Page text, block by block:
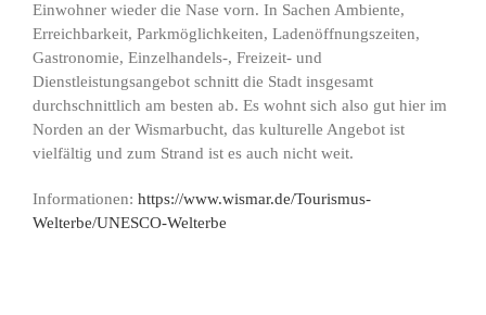
Einwohner wieder die Nase vorn. In Sachen Ambiente,
Erreichbarkeit, Parkmöglichkeiten, Ladenöffnungszeiten,
Gastronomie, Einzelhandels-, Freizeit- und
Dienstleistungsangebot schnitt die Stadt insgesamt
durchschnittlich am besten ab. Es wohnt sich also gut hier im
Norden an der Wismarbucht, das kulturelle Angebot ist
vielfältig und zum Strand ist es auch nicht weit.
Informationen: https://www.wismar.de/Tourismus-
Welterbe/UNESCO-Welterbe